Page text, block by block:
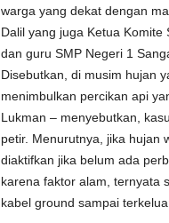
warga yang dekat dengan
Dalil yang juga Ketua
dan guru SMP Negeri 1
Disebutkan, di musim hujan
menimbulkan percikan api
Lukman – menyebutkan,
petir. Menurutnya, jika hujan
diaktifkan jika belum ada
karena faktor alam, ternyata
kabel ground sampai